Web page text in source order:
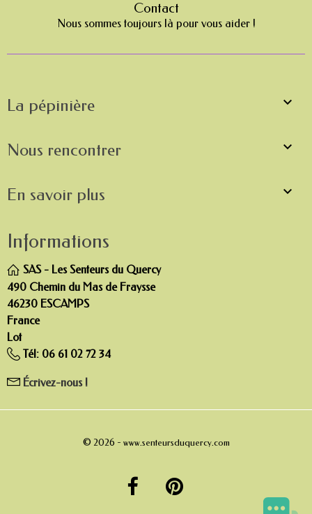
Contact
Nous sommes toujours là pour vous aider !
La pépinière 
Nous rencontrer 
En savoir plus 
Informations
SAS - Les Senteurs du Quercy
490 Chemin du Mas de Fraysse
46230 ESCAMPS
France
Lot
Tél: 06 61 02 72 34
Écrivez-nous !
© 2026 - www.senteursduquercy.com